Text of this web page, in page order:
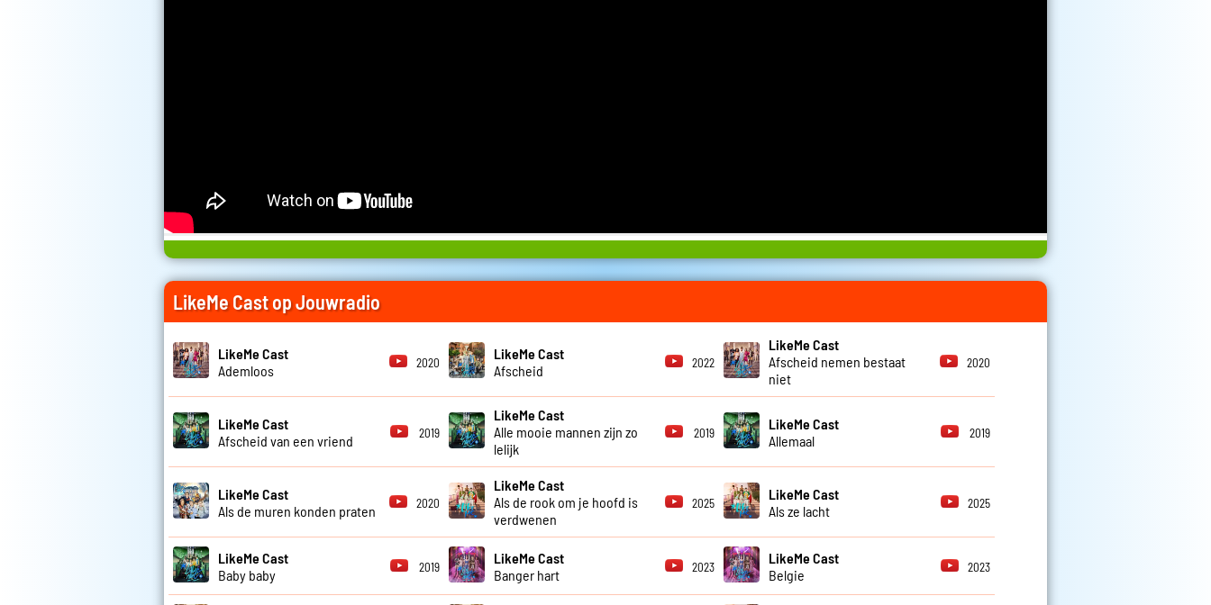
LikeMe Cast op Jouwradio
LikeMe Cast
Ademloos
2020
LikeMe Cast
Afscheid
2022
LikeMe Cast
Afscheid nemen bestaat
niet
2020
LikeMe Cast
Afscheid van een vriend
2019
LikeMe Cast
Alle mooie mannen zijn zo
lelijk
2019
LikeMe Cast
Allemaal
2019
LikeMe Cast
Als de muren konden praten
2020
LikeMe Cast
Als de rook om je hoofd is
verdwenen
2025
LikeMe Cast
Als ze lacht
2025
LikeMe Cast
Baby baby
2019
LikeMe Cast
Banger hart
2023
LikeMe Cast
Belgie
2023